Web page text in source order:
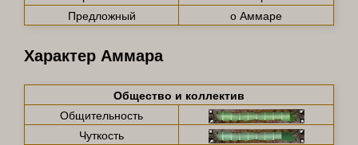
Предложный
о Аммаре
Характер Аммара
Общество и коллектив
Общительность
Чуткость